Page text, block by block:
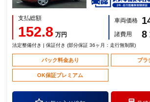
支払総額
152.8 万円
車両価格
諸費用
8
法定整備付き | 保証付き (部分保証 36ヶ月：走行無制限)
パック料金あり プラ
OK保証プレミアム